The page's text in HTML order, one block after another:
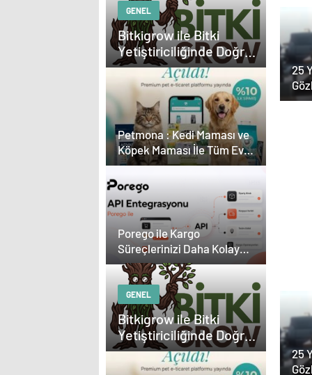
GENEL
Bitkigrow ile Bitki
Yetiştiriciliğinde Doğru
Ekipman ve Ürün
Seçimi
Petmona : Kedi Maması ve
Köpek Maması İle Tüm Evcil
Hayvan Ürünleri
Porego ile Kargo
Süreçlerinizi Daha Kolay
Yönetin
25
GENEL
Bitkigrow ile Bitki
Yetiştiriciliğinde Doğru
Ekipman ve Ürün
Seçimi
25